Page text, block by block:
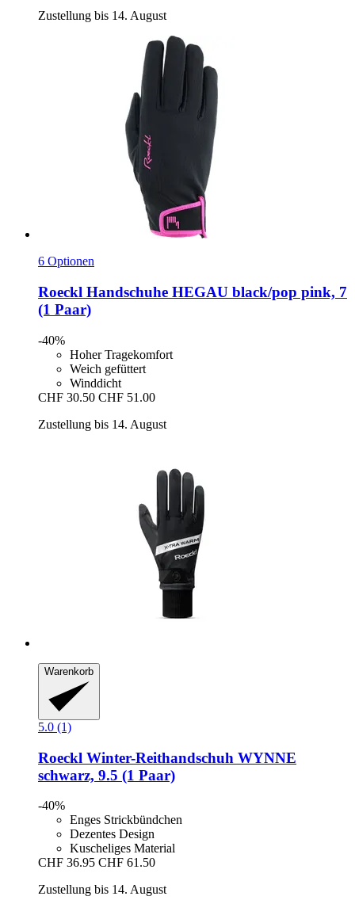
Zustellung bis 14. August
6 Optionen
Roeckl Handschuhe HEGAU black/pop pink, 7
(1 Paar)
-40%
Hoher Tragekomfort
Weich gefüttert
Winddicht
CHF 30.50 CHF 51.00
Zustellung bis 14. August
Warenkorb
5.0 (1)
Roeckl Winter-​Reithandschuh WYNNE
schwarz, 9.5 (1 Paar)
-40%
Enges Strickbündchen
Dezentes Design
Kuscheliges Material
CHF 36.95 CHF 61.50
Zustellung bis 14. August